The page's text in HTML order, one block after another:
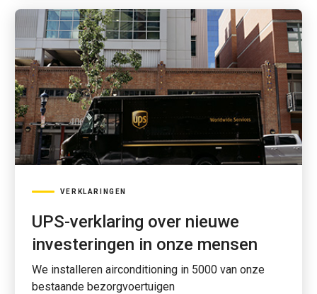
VERKLARINGEN
UPS-verklaring over nieuwe
investeringen in onze mensen
We installeren airconditioning in 5000 van onze
bestaande bezorgvoertuigen